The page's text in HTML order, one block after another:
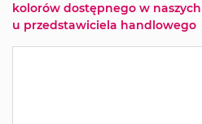
kolorów dostępnego w
u przedstawiciela handlowego